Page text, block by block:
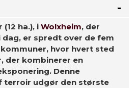
ha.), i Wolxheim, der
er spredt over de fem
hvor hvert sted
der kombinerer en
Denne
terroir udgør den største